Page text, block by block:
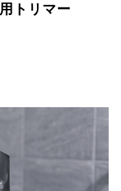
トリマー